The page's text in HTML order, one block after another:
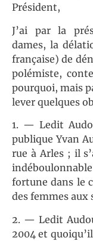
Président,
J’ai par la
dames, la
française) de
polémiste,
pourquoi, mais
lever quelques
1. — Ledit
publique Yvan
rue à Arles ; il
fortune dans le
des femmes aux
2. — Ledit
2004 et